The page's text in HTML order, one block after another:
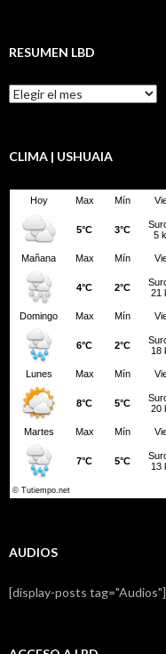
RESUMEN LBD
Resumen
LBD
CLIMA | USHUAIA
AUDIOS
[display-posts tag="Audios"]